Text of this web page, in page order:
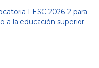
FESC 2026-2 para
a la educación superior